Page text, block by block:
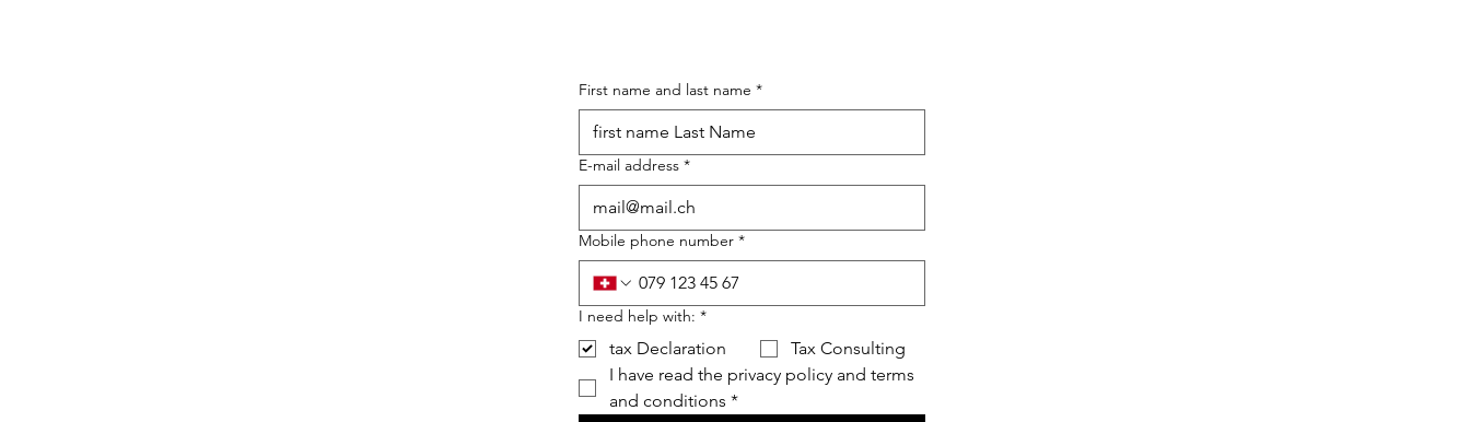
First name and last name *
E-mail address *
Mobile phone number *
I need help with: *
tax Declaration
Tax Consulting
I have read the privacy policy and terms
and conditions *